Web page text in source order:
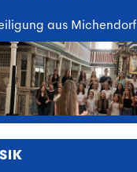
aus Michendorf